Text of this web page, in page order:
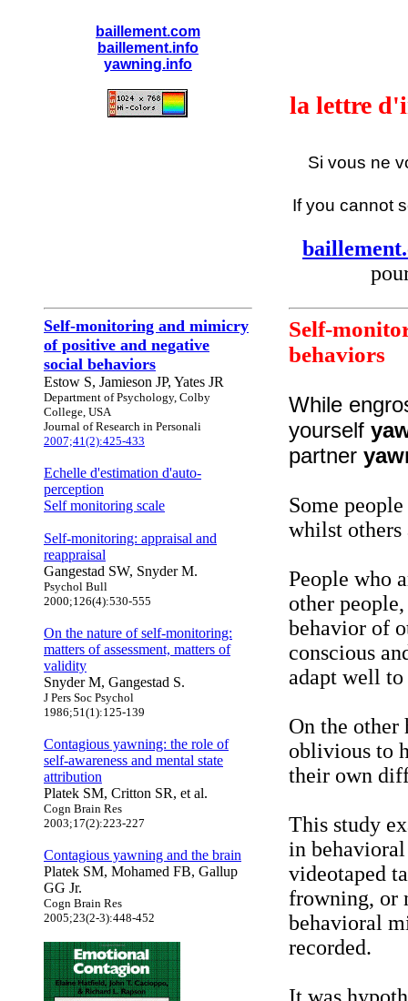
baillement.com
baillement.info
yawning.info
la lettre
Si vous ne
If you cannot
Self-monitoring and mimicry
of positive and negative
social behaviors
Estow S, Jamieson JP, Yates JR
Department of Psychology, Colby
College, USA
Journal of Research in Personali
2007;41(2):425-433
Echelle d'estimation d'auto-
perception
Self monitoring scale
Self-monitoring: appraisal and
reappraisal
Gangestad SW, Snyder M.
Psychol Bull
2000;126(4):530-555
On the nature of self-monitoring:
matters of assessment, matters of
validity
Snyder M, Gangestad S.
J Pers Soc Psychol
1986;51(1):125-139
Contagious yawning: the role of
self-awareness and mental state
attribution
Platek SM, Critton SR, et al.
Cogn Brain Res
2003;17(2):223-227
Contagious yawning and the brain
Platek SM, Mohamed FB, Gallup
GG Jr.
Cogn Brain Res
2005;23(2-3):448-452
Self-
behaviors
While
yourself
partner
Some
whilst others
People who
other
behavior of
conscious
adapt well
On the other
oblivious to
their own
This study
in
videotaped
frowning, or
behavioral
recorded.